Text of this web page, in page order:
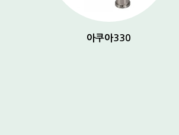
아쿠아330